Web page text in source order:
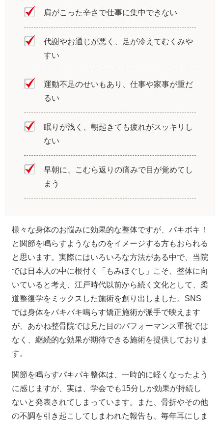
肩がこった辛さで仕事に集中できない
代謝やお通じが悪く、足が冷えてむくみや
すい
運動不足のせいもあり、仕事や家事が重だ
るい
眠りが浅く、朝起きても疲れがスッキリし
ない
早朝に、こむら返りの痛みで目が覚めてし
まう
様々な身体のお悩みに効果的な整体ですが、バキボキ！
と関節を鳴らすようなものをイメージする方もおられる
と思います。実際にはいろいろな方法がある中で、当院
では日本人の中に根付く「もみほぐし」こそ、整体に向
いていると考え、江戸時代以前から続く文化として、柔
道整復学をミックスした施術を創り出しました。SNS
では身体をバキバキ鳴らす矯正施術が派手で映えます
が、あかね整骨院では見た目のパフォーマンス重視では
なく、継続的な効果が期待できる施術を提供しておりま
す。
関節を鳴らすパキパキ整体は、一時的に軽くなったよう
に感じますが、実は、学会でも15分しか効果が持続し
ないと発表されてしまっています。また、骨折やその他
の不調を引き起こしてしまわれた報告も、毎年耳にしま